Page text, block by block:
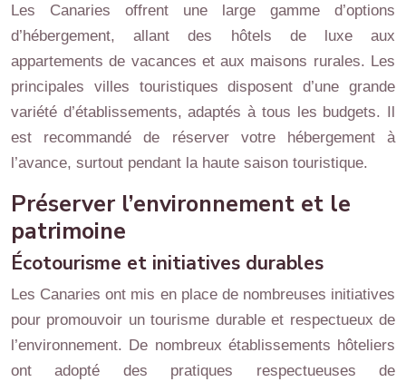
Les Canaries offrent une large gamme d’options
d’hébergement, allant des hôtels de luxe aux
appartements de vacances et aux maisons rurales. Les
principales villes touristiques disposent d’une grande
variété d’établissements, adaptés à tous les budgets. Il
est recommandé de réserver votre hébergement à
l’avance, surtout pendant la haute saison touristique.
Préserver l’environnement et le
patrimoine
Écotourisme et initiatives durables
Les Canaries ont mis en place de nombreuses initiatives
pour promouvoir un tourisme durable et respectueux de
l’environnement. De nombreux établissements hôteliers
ont adopté des pratiques respectueuses de